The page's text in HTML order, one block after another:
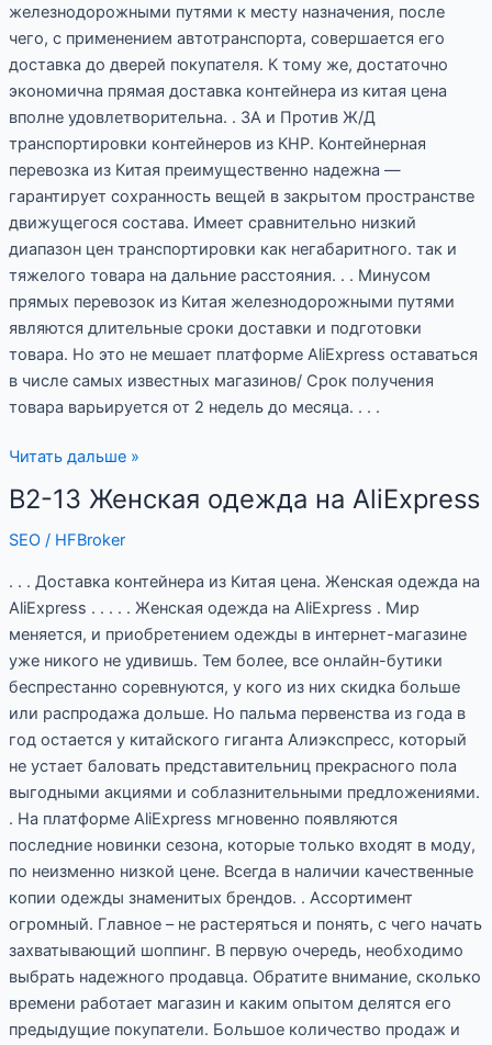
железнодорожными путями к месту назначения, после
чего, с применением автотранспорта, совершается его
доставка до дверей покупателя. К тому же, достаточно
экономична прямая доставка контейнера из китая цена
вполне удовлетворительна. . ЗА и Против Ж/Д
транспортировки контейнеров из КНР. Контейнерная
перевозка из Китая преимущественно надежна —
гарантирует сохранность вещей в закрытом пространстве
движущегося состава. Имеет сравнительно низкий
диапазон цен транспортировки как негабаритного. так и
тяжелого товара на дальние расстояния. . . Минусом
прямых перевозок из Китая железнодорожными путями
являются длительные сроки доставки и подготовки
товара. Но это не мешает платформе AliExpress оставаться
в числе самых известных магазинов/ Срок получения
товара варьируется от 2 недель до месяца. . . .
Читать дальше »
B2-13 Женская одежда на AliExpress
SEO/ HFBroker
. . . Доставка контейнера из Китая цена. Женская одежда на
AliExpress . . . . . Женская одежда на AliExpress . Мир
меняется, и приобретением одежды в интернет-магазине
уже никого не удивишь. Тем более, все онлайн-бутики
беспрестанно соревнуются, у кого из них скидка больше
или распродажа дольше. Но пальма первенства из года в
год остается у китайского гиганта Алиэкспресс, который
не устает баловать представительниц прекрасного пола
выгодными акциями и соблазнительными предложениями.
. На платформе AliExpress мгновенно появляются
последние новинки сезона, которые только входят в моду,
по неизменно низкой цене. Всегда в наличии качественные
копии одежды знаменитых брендов. . Ассортимент
огромный. Главное – не растеряться и понять, с чего начать
захватывающий шоппинг. В первую очередь, необходимо
выбрать надежного продавца. Обратите внимание, сколько
времени работает магазин и каким опытом делятся его
предыдущие покупатели. Большое количество продаж и
B2-
Женская
одежда
на
AliExpress